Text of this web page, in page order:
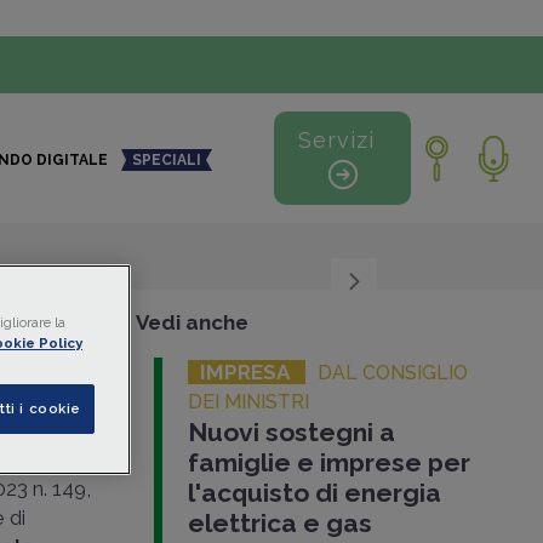
DIGITALE SPECIALI
Servizi
le
n. 149,
di
+ Vedi anche
IMPRESA
DAL CONSIGLIO
DEI MINISTRI
Nuovi sostegni a
famiglie e imprese per
l'acquisto di energia
elettrica e gas
la
Policy
i cookie